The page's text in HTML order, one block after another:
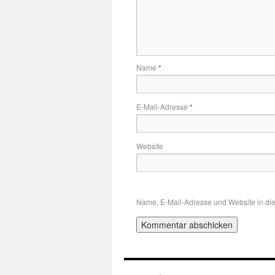
Name *
E-Mail-Adresse *
Website
Name, E-Mail-Adresse und Website in